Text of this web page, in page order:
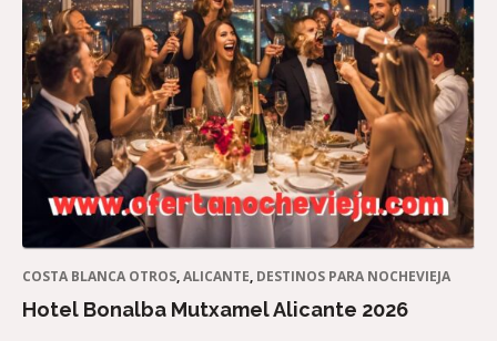
COSTA BLANCA OTROS,ALICANTE, DESTINOS PARA NOCHEVIEJA
Hotel Bonalba Mutxamel Alicante 2026